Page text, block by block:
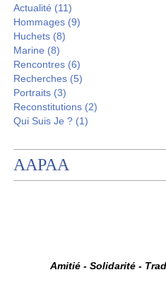
Actualité (11)
Hommages (9)
Huchets (8)
Marine (8)
Rencontres (6)
Recherches (5)
Portraits (3)
Reconstitutions (2)
Qui Suis Je ? (1)
AAPAA
Amitié - Solidarité -